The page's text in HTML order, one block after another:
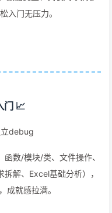
入门无压力。
门 📈
立debug
数/模块/类、文件操作、
解、Excel基础分析），
成就感拉满。